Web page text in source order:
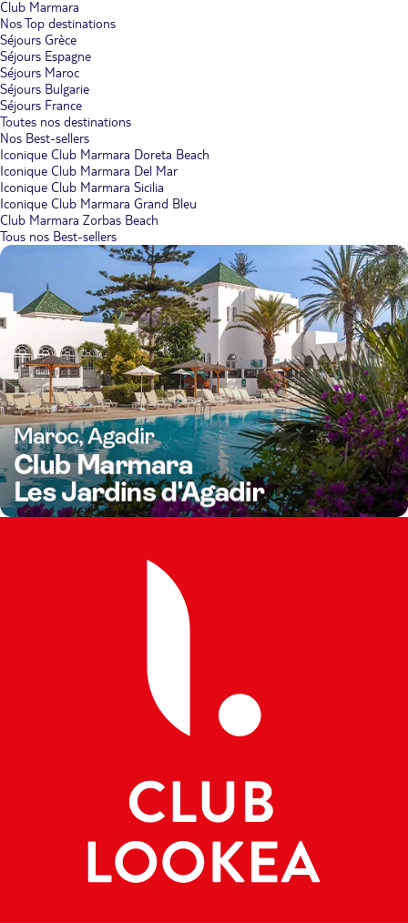
Club Marmara
Nos Top destinations
Séjours Grèce
Séjours Espagne
Séjours Maroc
Séjours Bulgarie
Séjours France
Toutes nos destinations
Nos Best-sellers
Iconique Club Marmara Doreta Beach
Iconique Club Marmara Del Mar
Iconique Club Marmara Sicilia
Iconique Club Marmara Grand Bleu
Club Marmara Zorbas Beach
Tous nos Best-sellers